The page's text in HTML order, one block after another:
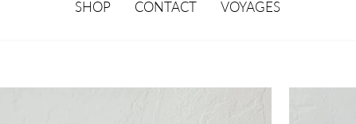
SHOP CONTACT VOYAGES